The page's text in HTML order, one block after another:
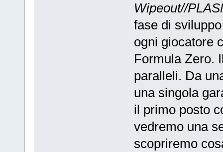
Wipeout//
fase di
ogni giocatore
Formula Zero.
paralleli. Da
una singola
il primo posto
vedremo una
scopriremo